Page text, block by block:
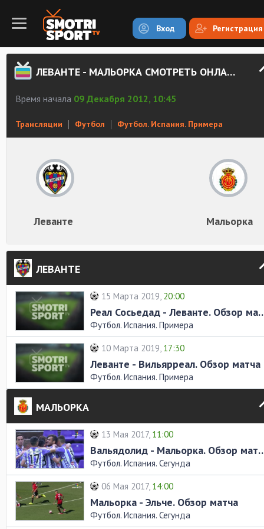
Вход Регистрация
ЛЕВАНТЕ - МАЛЬОРКА СМОТРЕТЬ ОНЛАЙН
Время начала 09 Декабря 2012, 10:45
Трансляции Футбол Футбол. Испания. Примера
Леванте Мальорка
ЛЕВАНТЕ
15 Марта 2019, 20:00
Реал Сосьедад
Футбол. Испания. Примера
10 Марта 2019, 17:30
Леванте - Вильярреал. Обзор матча
Футбол. Испания. Примера
МАЛЬОРКА
13 Мая 2017, 11:00
Вальядолид -
Футбол. Испания. Сегунда
06 Мая 2017, 14:00
Мальорка - Эльче. Обзор матча
Футбол. Испания. Сегунда